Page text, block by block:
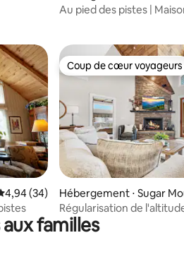
: 4,96 sur 5
tain
Au pied des pistes |
: 4,98 sur 5
moyenne sur la base de 34
4,94 (34)
Coup de cœur voyageurs
Coup de cœur voyageurs
Hébergement ⋅ Sugar
Régularisation de
familles